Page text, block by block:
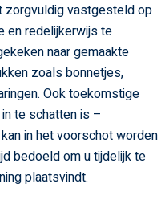
zorgvuldig vastgesteld op
en redelijkerwijs te
naar gemaakte
zoals bonnetjes,
Ook toekomstige
te schatten is –
in het voorschot worden
bedoeld om u tijdelijk te
plaatsvindt.